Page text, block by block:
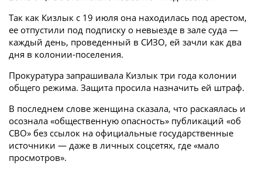
Так как Кизлык с 19 июля она находилась под арестом,
ее отпустили под подписку о невыезде в зале суда —
каждый день, проведенный в СИЗО, ей зачли как два
дня в колонии-поселения.
Прокуратура запрашивала Кизлык три года колонии
общего режима. Защита просила назначить ей штраф.
В последнем слове женщина сказала, что раскаялась и
осознала «общественную опасность» публикаций «об
СВО» без ссылок на официальные государственные
источники — даже в личных соцсетях, где «мало
просмотров».